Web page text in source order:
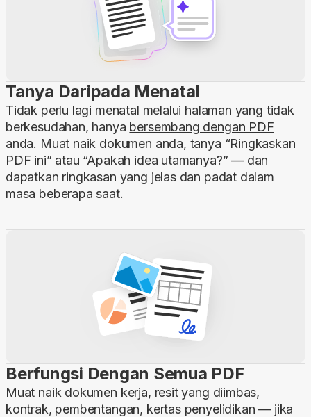
Tanya Daripada Menatal
Tidak perlu lagi menatal melalui halaman yang tidak
berkesudahan, hanya bersembang dengan PDF
anda. Muat naik dokumen anda, tanya “Ringkaskan
PDF ini” atau “Apakah idea utamanya?” — dan
dapatkan ringkasan yang jelas dan padat dalam
masa beberapa saat.
Berfungsi Dengan Semua PDF
Muat naik dokumen kerja, resit yang diimbas,
kontrak, pembentangan, kertas penyelidikan — jika